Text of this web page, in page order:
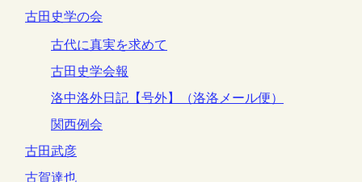
古田史学の会
古代に真実を求めて
古田史学会報
洛中洛外日記【号外】（洛洛メール便）
関西例会
古田武彦
古賀達也